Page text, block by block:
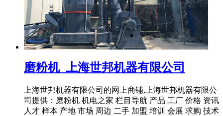
磨粉机_上海世邦机器有限公司
上海世邦机器有限公司的网上商铺,上海世邦机器有限公
司提供：磨粉机 机电之家 栏目导航 产品 工厂 价格 资讯
人才 样本 产地 市场 周边 二手 加盟 培训 会展 求购 技术